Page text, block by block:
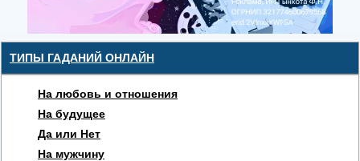
ТИПЫ ГАДАНИЙ ОНЛАЙН
На любовь и отношения
На будущее
Да или Нет
На мужчину